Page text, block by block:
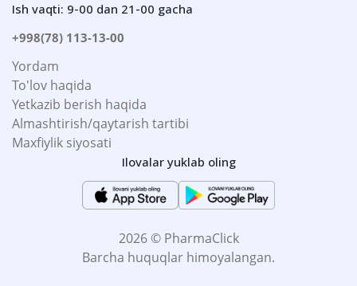
Ish vaqti: 9-00 dan 21-00 gacha
+998(78) 113-13-00
Yordam
To'lov haqida
Yetkazib berish haqida
Almashtirish/qaytarish tartibi
Maxfiylik siyosati
Ilovalar yuklab oling
2026 © PharmaClick
Barcha huquqlar himoyalangan.